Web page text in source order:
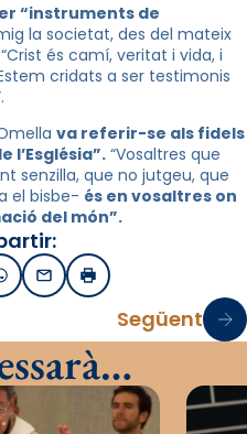
“instruments de
la societat, des del mateix
és camí, veritat i vida, i
cridats a ser testimonis
va referir-se als fidels
l’Església”. “Vosaltres que
senzilla, que no jutgeu, que
el bisbe- és en vosaltres on
del món”.
EmailImprimir
Següent